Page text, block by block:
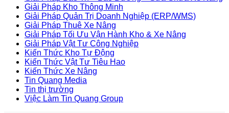
Giải Pháp Kho Thông Minh
Giải Pháp Quản Trị Doanh Nghiệp (ERP/WMS)
Giải Pháp Thuê Xe Nâng
Giải Pháp Tối Ưu Vận Hành Kho & Xe Nâng
Giải Pháp Vật Tư Công Nghiệp
Kiến Thức Kho Tự Động
Kiến Thức Vật Tư Tiêu Hao
Kiến Thức Xe Nâng
Tin Quang Media
Tin thị trường
Việc Làm Tin Quang Group